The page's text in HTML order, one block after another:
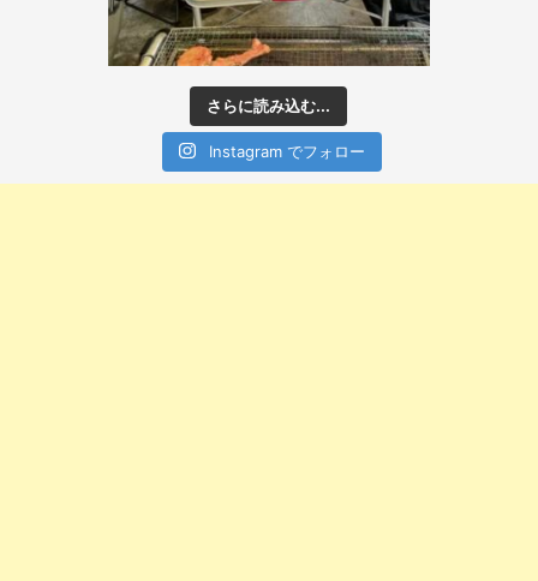
さらに読み込む...
Instagram でフォロー